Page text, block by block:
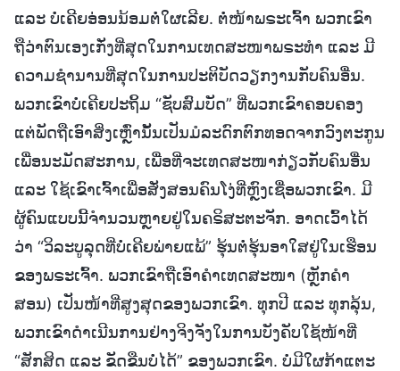
ແລະ ບໍ່ເຄີຍອ່ອນນ້ອມຕໍ່ໃຜເລີຍ. ຕໍ່ໜ້າພຣະເຈົ້າ ພວກເຂົາ
ຖືວ່າຕົນເອງເກັ່ງທີ່ສຸດໃນການເທດສະໜາພຣະທໍາ ແລະ ມີ
ຄວາມຊຳນານທີ່ສຸດໃນການປະຕິບັດວຽກງານກັບຄົນອື່ນ.
ພວກເຂົາບໍ່ເຄີຍປະຖິ້ມ “ຊັບສົມບັດ” ທີ່ພວກເຂົາຄອບຄອງ
ແຕ່ພັດຖືເອົາສິ່ງເຫຼົ່ານັ້ນເປັນມໍລະດົກຕົກທອດຈາກວົງຕະກູນ
ເພື່ອນະມັດສະການ, ເພື່ອທີ່ຈະເທດສະໜາກ່ຽວກັບຄົນອື່ນ
ແລະ ໃຊ້ເຂົາເຈົ້າເພື່ອສັ່ງສອນຄົນໂງ່ທີ່ຫຼົງເຊື່ອພວກເຂົາ. ມີ
ຜູ້ຄົນແບບນີ້ຈຳນວນຫຼາຍຢູ່ໃນຄຣິສະຕະຈັກ. ອາດເວົ້າໄດ້
ວ່າ “ວິລະບູລຸດທີ່ບໍ່ເຄີຍພ່າຍແພ້” ຮຸ້ນຕໍ່ຮຸ້ນອາໃສຢູ່ໃນເຮືອນ
ຂອງພຣະເຈົ້າ. ພວກເຂົາຖືເອົາຄຳເທດສະໜາ (ຫຼັກຄຳ
ສອນ) ເປັນໜ້າທີ່ສູງສຸດຂອງພວກເຂົາ. ທຸກປີ ແລະ ທຸກລຸ້ນ,
ພວກເຂົາດຳເນີນການຢ່າງຈິງຈັງໃນການບັງຄັບໃຊ້ໜ້າທີ່
“ສັກສິດ ແລະ ຂັດຂືນບໍ່ໄດ້” ຂອງພວກເຂົາ. ບໍ່ມີໃຜກ້າແຕະ